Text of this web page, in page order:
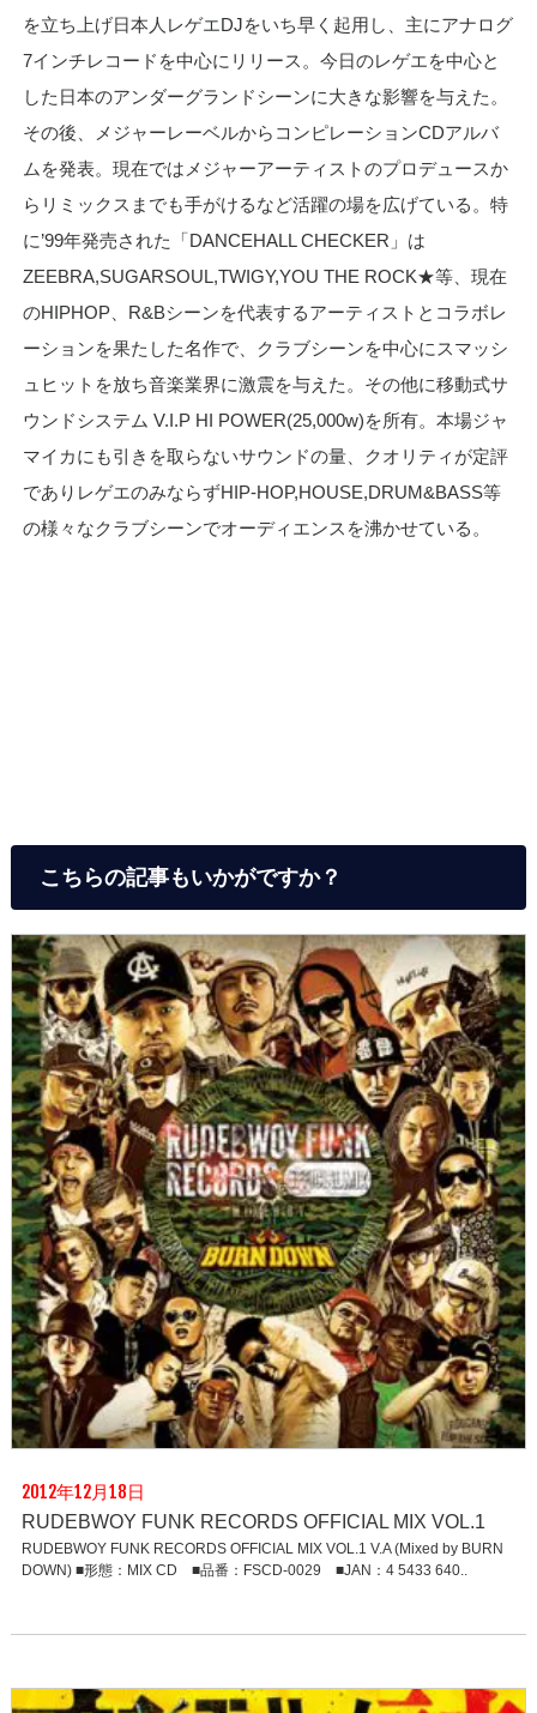
を立ち上げ日本人レゲエDJをいち早く起用し、主にアナログ
7インチレコードを中心にリリース。今日のレゲエを中心と
した日本のアンダーグランドシーンに大きな影響を与えた。
その後、メジャーレーベルからコンピレーションCDアルバ
ムを発表。現在ではメジャーアーティストのプロデュースか
らリミックスまでも手がけるなど活躍の場を広げている。特
に’99年発売された「DANCEHALL CHECKER」は
ZEEBRA,SUGARSOUL,TWIGY,YOU THE ROCK★等、現在
のHIPHOP、R&Bシーンを代表するアーティストとコラボレ
ーションを果たした名作で、クラブシーンを中心にスマッシ
ュヒットを放ち音楽業界に激震を与えた。その他に移動式サ
ウンドシステム V.I.P HI POWER(25,000w)を所有。本場ジャ
マイカにも引きを取らないサウンドの量、クオリティが定評
でありレゲエのみならずHIP-HOP,HOUSE,DRUM&BASS等
の様々なクラブシーンでオーディエンスを沸かせている。
こちらの記事もいかがですか？
2012年12月18日
RUDEBWOY FUNK RECORDS OFFICIAL MIX VOL.1
RUDEBWOY FUNK RECORDS OFFICIAL MIX VOL.1 V.A (Mixed by BURN
DOWN) ■形態：MIX CD ■品番：FSCD-0029 ■JAN：4 5433 640..